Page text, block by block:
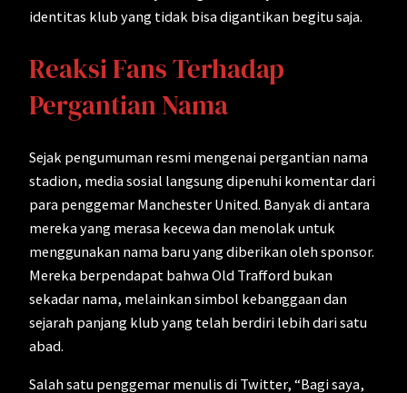
identitas klub yang tidak bisa digantikan begitu saja.
Reaksi Fans Terhadap
Pergantian Nama
Sejak pengumuman resmi mengenai pergantian nama
stadion, media sosial langsung dipenuhi komentar dari
para penggemar Manchester United. Banyak di antara
mereka yang merasa kecewa dan menolak untuk
menggunakan nama baru yang diberikan oleh sponsor.
Mereka berpendapat bahwa Old Trafford bukan
sekadar nama, melainkan simbol kebanggaan dan
sejarah panjang klub yang telah berdiri lebih dari satu
abad.
Salah satu penggemar menulis di Twitter, “Bagi saya,